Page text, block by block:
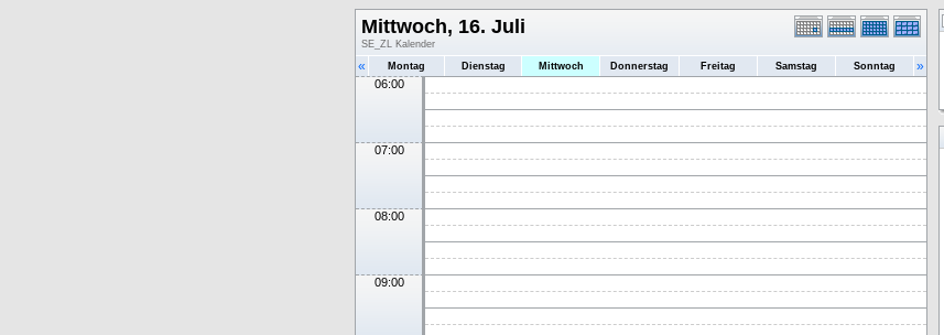
Mittwoch, 16. Juli
SE_ZL Kalender
« Montag Dienstag Mittwoch Donnerstag Freitag Samstag Sonntag »
06:00
07:00
08:00
09:00